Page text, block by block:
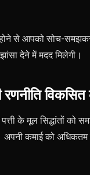
होने से आपको सोच-
देने में मदद मिलेगी।
के मूल सिद्धांतों को
कमाई को